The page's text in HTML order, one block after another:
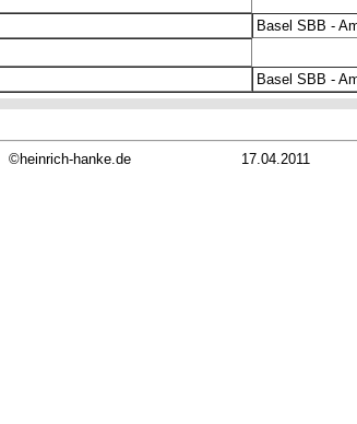
Basel SBB -
Basel SBB -
©heinrich-hanke.de 17.04.2011